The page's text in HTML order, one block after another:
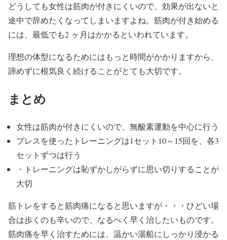
どうしても女性は筋肉が付きにくいので、効果が出ないと
途中で辞めたくなってしまいますよね。筋肉が付き始める
には、最低でも2 ヶ月はかかるといわれています。
理想の体型になるためにはもっと時間がかかりますから、
諦めずに根気良く続けることがとても大切です。
まとめ
女性は筋肉が付きにくいので、無酸素運動を中心に行う
プレスを使ったトレーニングは1セット10～15回を、各3
セットずつは行う
・トレーニングは恥ずかしがらずに思い切りすることが
大切
筋トレをすると筋肉痛になると思いますが・・・ひどい場
合は歩くのも辛いので、なるべく早く治したいものです。
筋肉痛を早く治すためには、温かい湯船にしっかり浸かる